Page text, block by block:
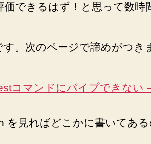
価できるはず！と思って数時
。次のページで諦めがつき
コマンドにパイプできない
を見ればどこかに書いてある